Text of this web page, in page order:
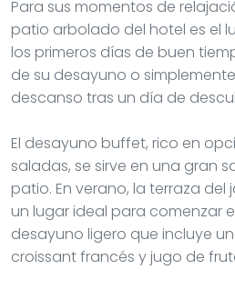
Para sus momentos de
patio arbolado del hotel es el
los primeros días de buen
de su desayuno o
descanso tras un día de
El desayuno buffet, rico en
saladas, se sirve en una gran
patio. En verano, la terraza del
un lugar ideal para comenzar
desayuno ligero que incluye
croissant francés y jugo de